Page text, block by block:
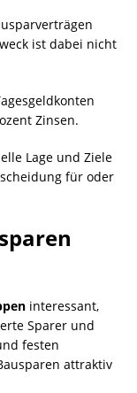
ist dabei nicht
Zinsen.
Lage und Ziele
für oder
interessant,
Sparer und
festen
attraktiv